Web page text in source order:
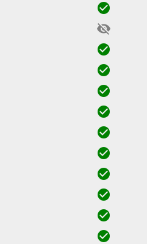
check_circle
visibility_off
check_circle
check_circle
check_circle
check_circle
check_circle
check_circle
check_circle
check_circle
check_circle
check_circle